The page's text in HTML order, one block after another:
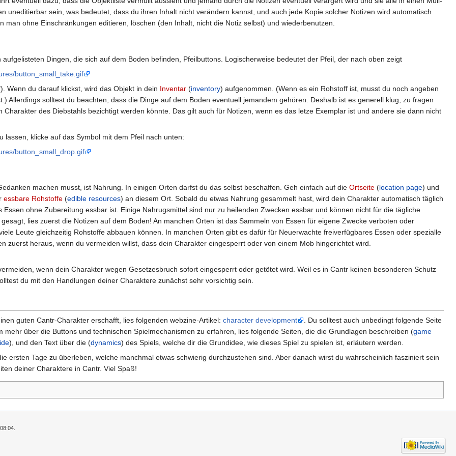
uneditierbar sein, was bedeutet, dass du ihren Inhalt nicht verändern kannst, und auch jede Kopie solcher Notizen wird automatisch
man ohne Einschränkungen editieren, löschen (den Inhalt, nicht die Notiz selbst) und wiederbenutzen.
Dingen, die sich auf dem Boden befinden, Pfeilbuttons. Logischerweise bedeutet der Pfeil, der nach oben zeigt
button_small_take.gif
Wenn du darauf klickst, wird das Objekt in dein Inventar (inventory) aufgenommen. (Wenn es ein Rohstoff ist, musst du noch angeben
Allerdings solltest du beachten, dass die Dinge auf dem Boden eventuell jemandem gehören. Deshalb ist es generell klug, zu fragen
Charakter des Diebstahls bezichtigt werden könnte. Das gilt auch für Notizen, wenn es das letze Exemplar ist und andere sie dann nicht
lassen, klicke auf das Symbol mit dem Pfeil nach unten:
button_small_drop.gif
machen musst, ist Nahrung. In einigen Orten darfst du das selbst beschaffen. Geh einfach auf die Ortseite (location page) und
essbare Rohstoffe (edible resources) an diesem Ort. Sobald du etwas Nahrung gesammelt hast, wird dein Charakter automatisch täglich
ohne Zubereitung essbar ist. Einige Nahrugsmittel sind nur zu heilenden Zwecken essbar und können nicht für die tägliche
lies zuerst die Notizen auf dem Boden! An manchen Orten ist das Sammeln von Essen für eigene Zwecke verboten oder
Leute gleichzeitig Rohstoffe abbauen können. In manchen Orten gibt es dafür für Neuerwachte freiverfügbares Essen oder spezialle
zuerst heraus, wenn du vermeiden willst, dass dein Charakter eingesperrt oder von einem Mob hingerichtet wird.
wenn dein Charakter wegen Gesetzesbruch sofort eingesperrt oder getötet wird. Weil es in Cantr keinen besonderen Schutz
du mit den Handlungen deiner Charaktere zunächst sehr vorsichtig sein.
guten Cantr-Charakter erschafft, lies folgenden webzine-Artikel: character development
. Du solltest auch unbedingt folgende Seite
mehr über die Buttons und technischen Spielmechanismen zu erfahren, lies folgende Seiten, die die Grundlagen beschreiben (game
), und den Text über die (dynamics) des Spiels, welche dir die Grundidee, wie dieses Spiel zu spielen ist, erläutern werden.
ersten Tage zu überleben, welche manchmal etwas schwierig durchzustehen sind. Aber danach wirst du wahrscheinlich fasziniert sein
deiner Charaktere in Cantr. Viel Spaß!